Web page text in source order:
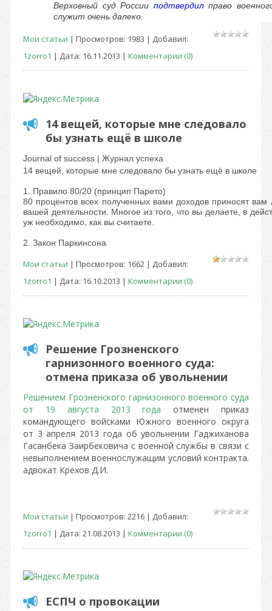
Верховный суд России подтвердилправо
служит очень далеко.
Мои статьи | Просмотров: 1983 | Добавил:
1zorro1 | Дата: 16.11.2013 | Комментарии (0)
14 вещей, которые мне следовало
бы узнать ещё в школе
Journal of success | Журнал успеха
14 вещей, которые мне следовало бы узнать ещё в школе
1. Правило 80/20 (принцип Парето)
80 процентов всех полученных вами доходов приносят
вашей деятельности. Многое из того, что вы делаете, в
уж необходимо, как вы считаете.
2. Закон Паркинсона
Мои статьи | Просмотров: 1662 | Добавил:
1zorro1 | Дата: 16.10.2013 | Комментарии (0)
Решение Грозненского
гарнизонного военного суда:
отмена приказа об увольнении
Решением Грозненского гарнизонного военного суда
от 19 августа 2013 года отменен приказ
командующего войсками Южного военного округа
от 3 апреля 2013 года об увольнении Гаджиханова
Гасанбека Заирбековича с военной службы в связи с
невыполнением военнослужащим условий контракта.
адвокат Крехов Д.И.
Мои статьи | Просмотров: 2216 | Добавил:
1zorro1 | Дата: 21.08.2013 | Комментарии (0)
ЕСПЧ о провокации